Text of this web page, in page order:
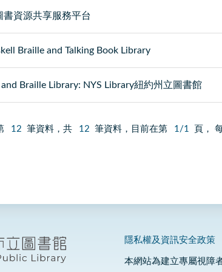
書資源共享服務平台
Braille and Talking Book Library
and Braille Library: NYS Library紐約州立圖書館
12 筆資料，共 12 筆資料，目前在第 1/1 頁，
隱私權及資訊安全政策
本網站為建立專屬視障